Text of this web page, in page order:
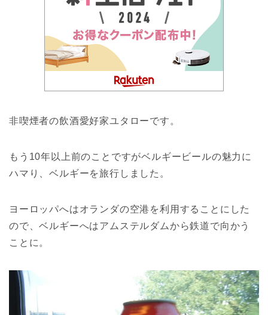
非喫煙者の飲酒愛好家ユタローです。
もう10年以上前のことですがベルギービールの魅力に
ハマり、ベルギーを旅行しました。
ヨーロッパへはオランダの空港を利用することにした
ので、ベルギーへはアムステルダムから鉄道で向かう
ことに。